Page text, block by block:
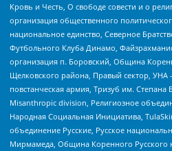
Кровь и Честь, О свободе совести и о
организация общественного
национальное единство, Северное
Футбольного Клуба Динамо,
организация п. Боровский, Община
Щелковского района, Правый сектор, УНА
повстанческая армия, Тризуб им. Степана
Misanthropic division, Религиозное
Народная Социальная Инициатива,
объединение Русские, Русское
Мирмамеда, Община Коренного Русского